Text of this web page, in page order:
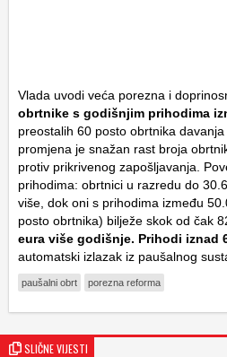
Vlada uvodi veća porezna i
obrtnike s godišnjim prihodima
preostalih 60 posto obrtnika
promjena je snažan rast broja
protiv prikrivenog zapošljavanja.
prihodima: obrtnici u razredu do
više, dok oni s prihodima između
posto obrtnika) bilježe skok od čak
eura više godišnje. Prihodi iznad
automatski izlazak iz paušalnog
paušalni obrt porezna reforma
SLIČNE VIJESTI